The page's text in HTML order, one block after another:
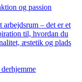
og passion
arbejdsrum – det er et
til, hvordan du
æstetik og plads